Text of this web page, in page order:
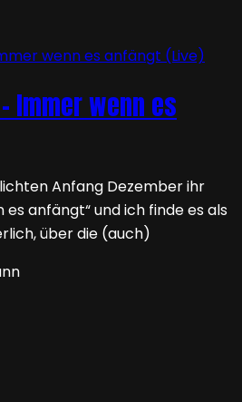
– Immer wenn es
Anfang Dezember ihr
es anfängt“ und ich finde es als
über die (auch)